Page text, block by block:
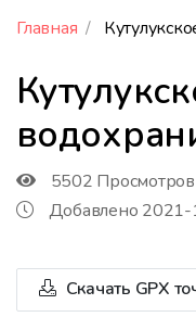
Главная
5502 Просмотров
Добавлено
Скачать GPX